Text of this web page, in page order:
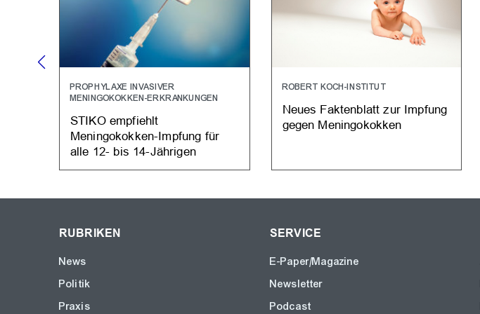
PROPHYLAXE INVASIVER
MENINGOKOKKEN-ERKRANKUNGEN
STIKO empfiehlt
Meningokokken-Impfung für
alle 12- bis 14-Jährigen
ROBERT KOCH-INSTITUT
Neues Faktenblatt zur Impfung
gegen Meningokokken
RUBRIKEN
News
Politik
Praxis
SERVICE
E-Paper/Magazine
Newsletter
Podcast